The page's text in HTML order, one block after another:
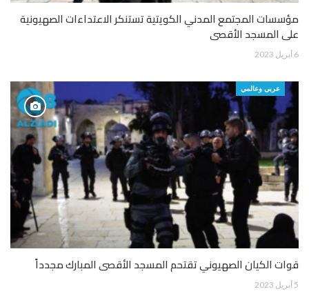
مؤسسات المجتمع المدني الكويتية تستنكر الاعتداءات الصهيونية
على المسجد الأقصى
6 أبريل 2023
عربي وعالمي
قوات الكيان الصهيوني تقتحم المسجد الأقصى المبارك مجدداً
5 أبريل 2023